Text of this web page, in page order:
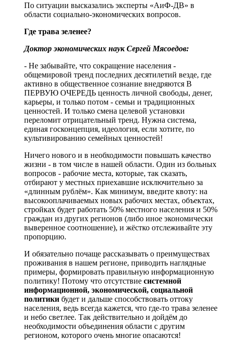
По ситуации высказались эксперты «АиФ-ДВ» в
области социально-экономических вопросов.
Где трава зеленее?
Доктор экономических наук Сергей Мясоедов:
- Не забывайте, что сокращение населения -
общемировой тренд последних десятилетий везде, где
активно в общественное сознание внедряются В
ПЕРВУЮ ОЧЕРЕДЬ ценность личной свободы, денег,
карьеры, и только потом - семьи и традиционных
ценностей. И только смена целевой установки
переломит отрицательный тренд. Нужна система,
единая госконцепция, идеология, если хотите, по
культивированию семейных ценностей!
Ничего нового и в необходимости повышать качество
жизни - в том числе в нашей области. Один из больных
вопросов - рабочие места, которые, так сказать,
отбирают у местных приехавшие исключительно за
«длинным рублём». Как минимум, введите квоту: на
высокооплачиваемых новых рабочих местах, объектах,
стройках будет работать 50% местного населения и 50%
граждан из других регионов (либо иное экономически
выверенное соотношение), и жёстко отслеживайте эту
пропорцию.
И обязательно почаще рассказывать о преимуществах
проживания в нашем регионе, приводить наглядные
примеры, формировать правильную информационную
политику! Потому что отсутствие системной
информационной, экономической, социальной
политики будет и дальше способствовать оттоку
населения, ведь всегда кажется, что где-то трава зеленее
и небо светлее. Так действительно и дойдём до
необходимости объединения области с другим
регионом, которого очень многие опасаются!